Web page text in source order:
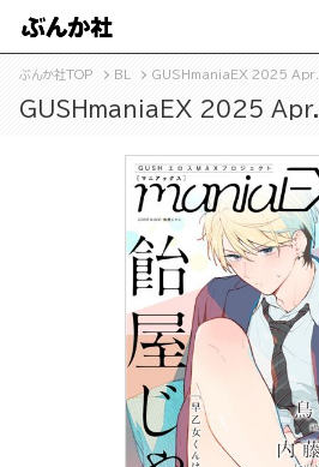
ぶんか社TOP BL GUSHmaniaEX 2025 Apr.
GUSHmaniaEX 2025 Apr.